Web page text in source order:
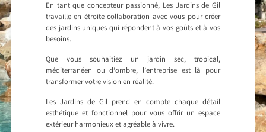
En tant que concepteur passionné, Les Jardins de Gil
travaille en étroite collaboration avec vous pour créer
des jardins uniques qui répondent à vos goûts et à vos
besoins.
Que vous souhaitiez un jardin sec, tropical,
méditerranéen ou d’ombre, l’entreprise est là pour
transformer votre vision en réalité.
Les Jardins de Gil prend en compte chaque détail
esthétique et fonctionnel pour vous offrir un espace
extérieur harmonieux et agréable à vivre.